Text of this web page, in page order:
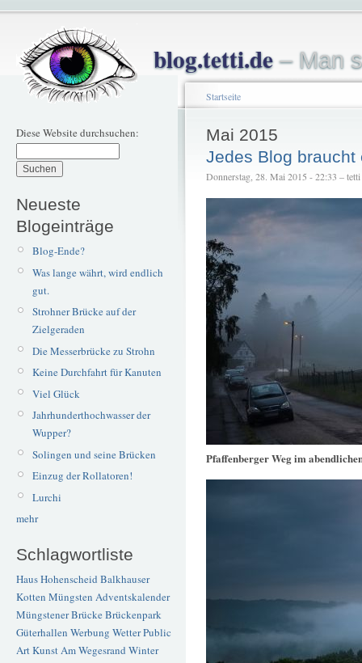
blog.tetti.de– Man
Diese Website durchsuchen:
Neueste
Blogeinträge
Blog-Ende?
Was lange währt, wird endlich
gut.
Strohner Brücke auf der
Zielgeraden
Die Messerbrücke zu Strohn
Keine Durchfahrt für Kanuten
Viel Glück
Jahrhunderthochwasser der
Wupper?
Solingen und seine Brücken
Einzug der Rollatoren!
Lurchi
mehr
Schlagwortliste
Haus Hohenscheid Balkhauser
Kotten Müngsten Adventskalender
Müngstener BrückeBrückenpark
Güterhallen Werbung WetterPublic
ArtKunstAm Wegesrand Winter
Startseite
Mai 2015
Jedes Blog braucht
Donnerstag, 28. Mai 2015 - 22:33 – tetti
Pfaffenberger Weg im